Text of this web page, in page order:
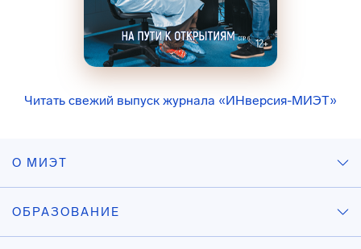
Читать свежий выпуск журнала «ИНверсия-МИЭТ»
О МИЭТ
ОБРАЗОВАНИЕ